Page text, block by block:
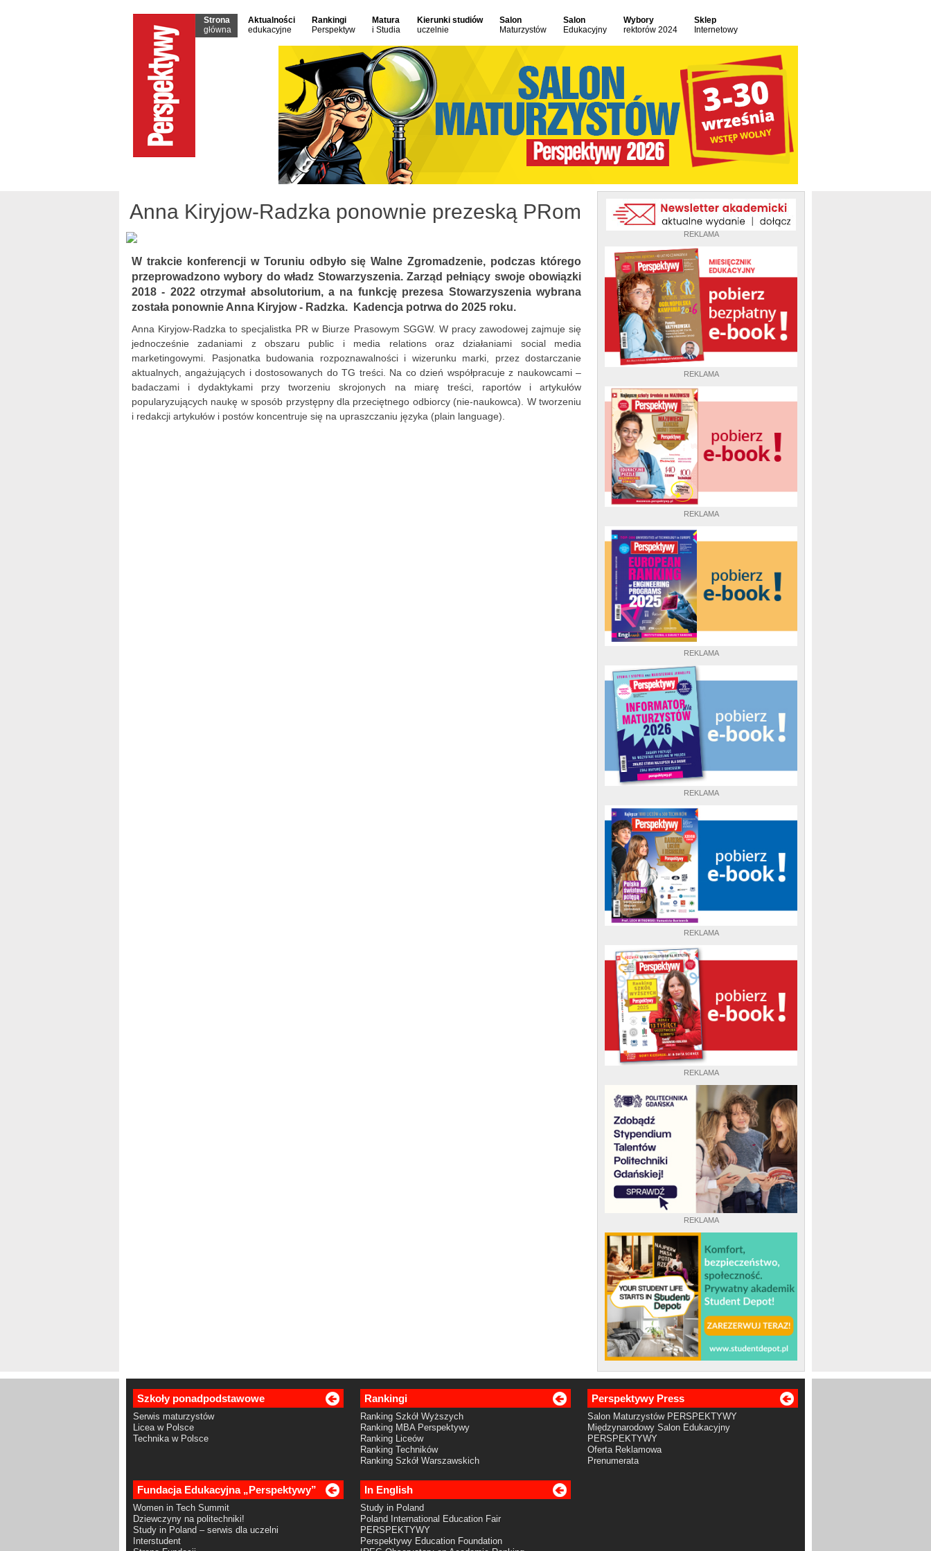
Strona
główna
Aktualności
edukacyjne
Rankingi
Perspektyw
Matura
i Studia
Kierunki studiów
uczelnie
Salon
Maturzystów
Salon
Edukacyjny
Wybory
rektorów 2024
Sklep
Internetowy
REKLAMA
REKLAMA
REKLAMA
REKLAMA
REKLAMA
REKLAMA
REKLAMA
REKLAMA
Anna Kiryjow-Radzka ponownie prezeską PRom
W trakcie konferencji w Toruniu odbyło się Walne Zgromadzenie, podczas którego
przeprowadzono wybory do władz Stowarzyszenia. Zarząd pełniący swoje obowiązki
2018 - 2022 otrzymał absolutorium, a na funkcję prezesa Stowarzyszenia wybrana
została ponownie Anna Kiryjow - Radzka. Kadencja potrwa do 2025 roku.
Anna Kiryjow-Radzka to specjalistka PR w Biurze Prasowym SGGW. W pracy zawodowej zajmuje się
jednocześnie zadaniami z obszaru public i media relations oraz działaniami social media
marketingowymi. Pasjonatka budowania rozpoznawalności i wizerunku marki, przez dostarczanie
aktualnych, angażujących i dostosowanych do TG treści. Na co dzień współpracuje z naukowcami –
badaczami i dydaktykami przy tworzeniu skrojonych na miarę treści, raportów i artykułów
popularyzujących naukę w sposób przystępny dla przeciętnego odbiorcy (nie-naukowca). W tworzeniu
i redakcji artykułów i postów koncentruje się na upraszczaniu języka (plain language).
Szkoły ponadpodstawowe
Serwis maturzystów
Licea w Polsce
Technika w Polsce
Rankingi
Ranking Szkół Wyższych
Ranking MBA Perspektywy
Ranking Liceów
Ranking Techników
Ranking Szkół Warszawskich
Perspektywy Press
Salon Maturzystów PERSPEKTYWY
Międzynarodowy Salon Edukacyjny
PERSPEKTYWY
Oferta Reklamowa
Prenumerata
Fundacja Edukacyjna „Perspektywy”
Women in Tech Summit
Dziewczyny na politechniki!
Study in Poland – serwis dla uczelni
Interstudent
In English
Study in Poland
Poland International Education Fair
PERSPEKTYWY
Perspektywy Education Foundation